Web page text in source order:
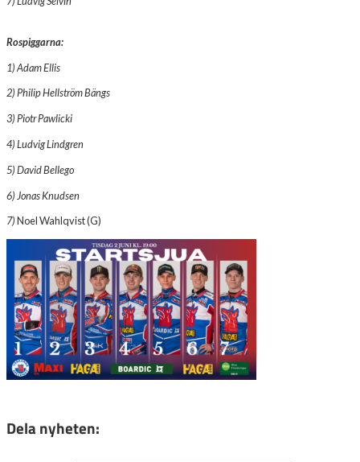
Rospiggarna:
1) Adam Ellis
2) Philip Hellström Bängs
3) Piotr Pawlicki
4) Ludvig Lindgren
5) David Bellego
6) Jonas Knudsen
7)Noel Wahlqvist (G)
Dela nyheten: